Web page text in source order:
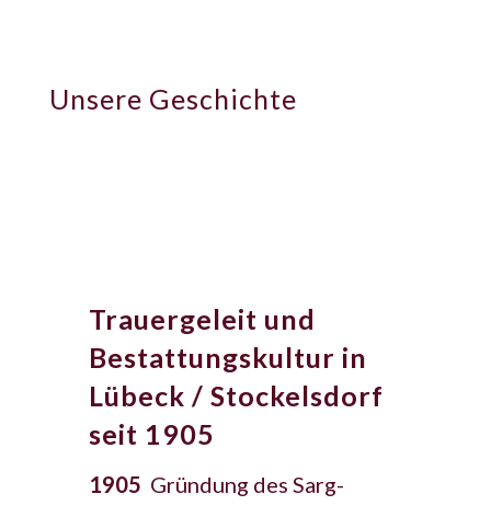
Unsere Geschichte
Trauergeleit und
Bestattungskultur in
Lübeck / Stockelsdorf
seit 1905
1905 Gründung des Sarg-